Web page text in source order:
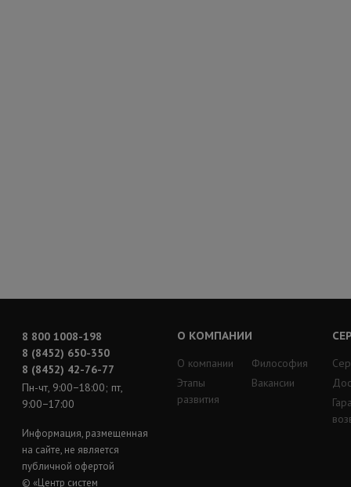
8 800 1008-198
8 (8452) 650-350
8 (8452) 42-76-77
Пн-чт, 9:00−18:00; пт,
9:00−17:00
Информация, размещенная
на сайте, не является
публичной офертой
© «Центр систем
О КОМПАНИИ
О компании
Этапы
развития
Философия
Вакансии